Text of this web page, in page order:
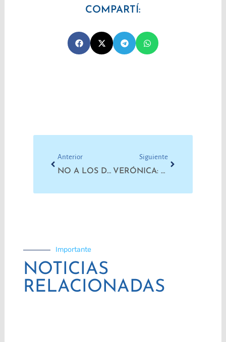
COMPARTÍ:
Anterior
NO A LOS DESPIDOS EN SECCO: VOLANTEADA Y CONFERENCIA
Siguiente
VERÓNICA: LA EMPRESA PRETENDE AVANZAR EN EL DESGUACE FINAL
Importante
NOTICIAS
RELACIONADAS